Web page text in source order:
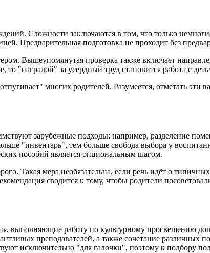
Сложности заключаются в том, что только
Предварительная подготовка не проходит без
Вышеупомянутая проверка также включает
"наградой" за усердный труд становится работа с
многих родителей. Разумеется, отметать эти
зарубежные подходы: например, разделение
"инвентарь", тем больше свобода выбора у
пособий является опциональным шагом.
Такая мера необязательна, если речь идёт о
сводится к тому, чтобы родители
выполняющие работу по культурному просвещению
преподавателей, а также сочетание различных
исключительно "для галочки", поэтому к подбору